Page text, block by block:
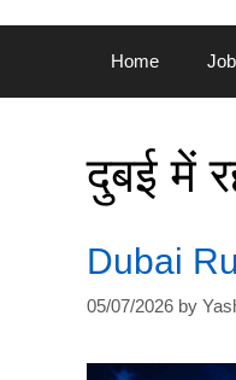
Home
दुबई में
Dubai
05/07/2026 by